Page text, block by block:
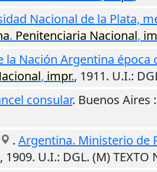
Nacional de la Plata,
. Penitenciaria Nacional,
la Nación Argentina época
, impr., 1911. U.I.:
consular. Buenos Aires :
. Argentina. Ministerio de
, 1909. U.I.: DGL. (M) TEXTO